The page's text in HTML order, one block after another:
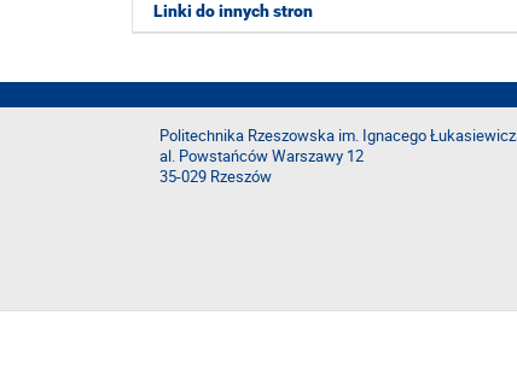
Linki do innych stron
Politechnika Rzeszowska im. Ignacego
al. Powstańców Warszawy 12
35-029 Rzeszów